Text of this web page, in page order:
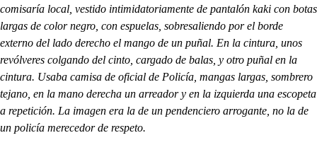
comisaría local, vestido intimidatoriamente de pantalón kaki con botas
largas de color negro, con espuelas, sobresaliendo por el borde
externo del lado derecho el mango de un puñal. En la cintura, unos
revólveres colgando del cinto, cargado de balas, y otro puñal en la
cintura. Usaba camisa de oficial de Policía, mangas largas, sombrero
tejano, en la mano derecha un arreador y en la izquierda una escopeta
a repetición. La imagen era la de un pendenciero arrogante, no la de
un policía merecedor de respeto.